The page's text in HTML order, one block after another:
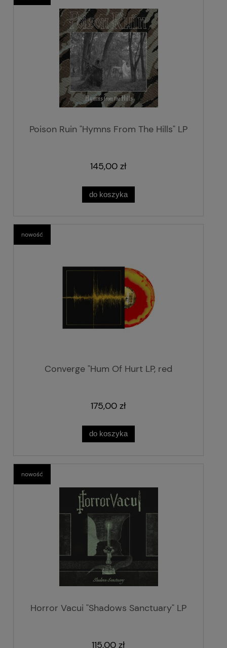
Poison Ruin "Hymns From The Hills" LP
145,00 zł
do koszyka
Converge "Hum Of Hurt LP, red
175,00 zł
do koszyka
nowość
Horror Vacui "Shadows Sanctuary" LP
115,00 zł
nowość